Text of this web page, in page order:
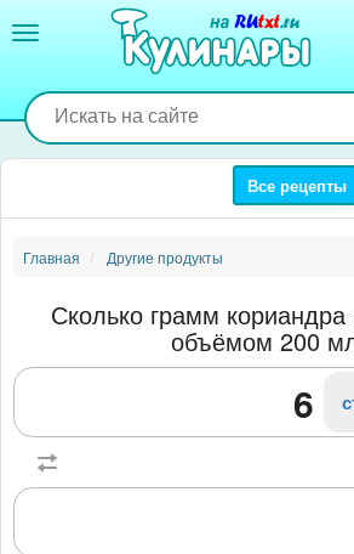
содержанию
Все рецепты
Главная Другие продукты
Сколько грамм кориандра
объёмом 200